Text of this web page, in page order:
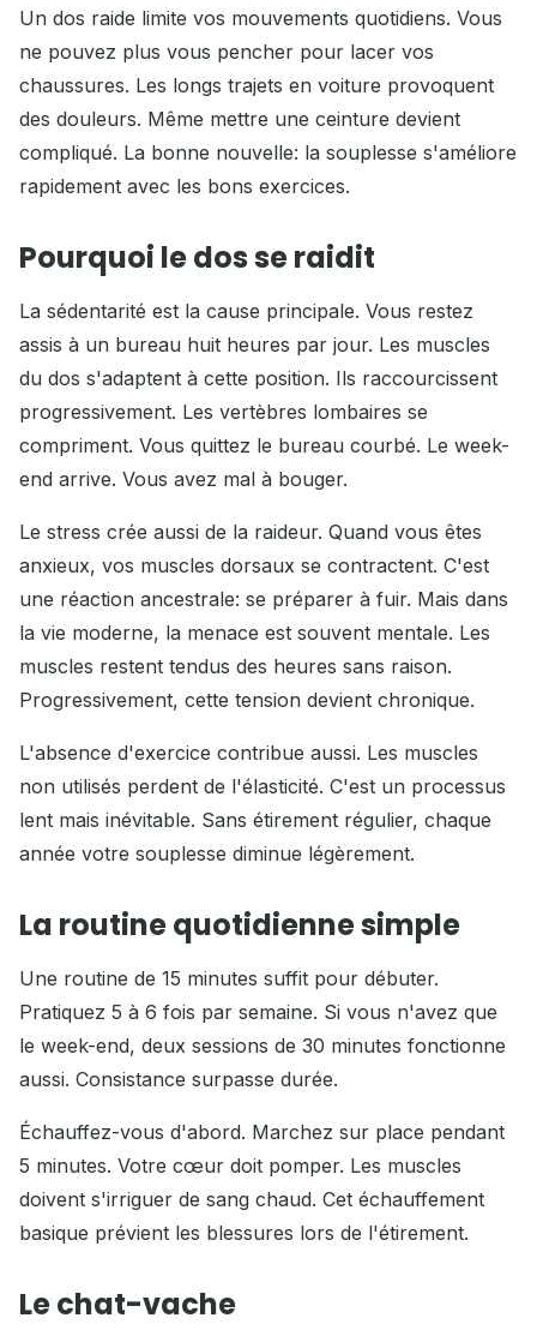
Un dos raide limite vos mouvements quotidiens. Vous
ne pouvez plus vous pencher pour lacer vos
chaussures. Les longs trajets en voiture provoquent
des douleurs. Même mettre une ceinture devient
compliqué. La bonne nouvelle: la souplesse s'améliore
rapidement avec les bons exercices.
Pourquoi le dos se raidit
La sédentarité est la cause principale. Vous restez
assis à un bureau huit heures par jour. Les muscles
du dos s'adaptent à cette position. Ils raccourcissent
progressivement. Les vertèbres lombaires se
compriment. Vous quittez le bureau courbé. Le week-
end arrive. Vous avez mal à bouger.
Le stress crée aussi de la raideur. Quand vous êtes
anxieux, vos muscles dorsaux se contractent. C'est
une réaction ancestrale: se préparer à fuir. Mais dans
la vie moderne, la menace est souvent mentale. Les
muscles restent tendus des heures sans raison.
Progressivement, cette tension devient chronique.
L'absence d'exercice contribue aussi. Les muscles
non utilisés perdent de l'élasticité. C'est un processus
lent mais inévitable. Sans étirement régulier, chaque
année votre souplesse diminue légèrement.
La routine quotidienne simple
Une routine de 15 minutes suffit pour débuter.
Pratiquez 5 à 6 fois par semaine. Si vous n'avez que
le week-end, deux sessions de 30 minutes fonctionne
aussi. Consistance surpasse durée.
Échauffez-vous d'abord. Marchez sur place pendant
5 minutes. Votre cœur doit pomper. Les muscles
doivent s'irriguer de sang chaud. Cet échauffement
basique prévient les blessures lors de l'étirement.
Le chat-vache